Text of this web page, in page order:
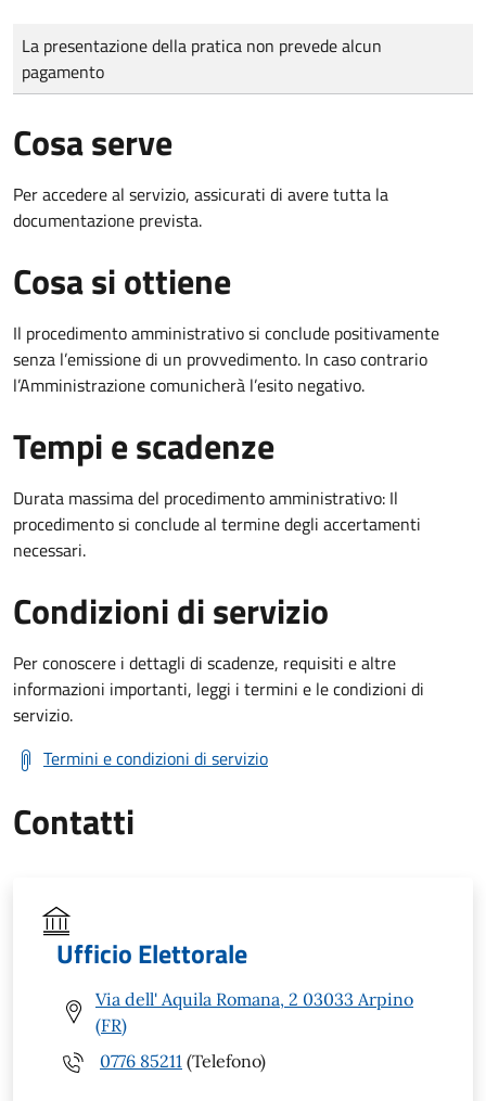
Tipo di pagamento
Importo
La presentazione della pratica non prevede alcun
pagamento
Cosa serve
Per accedere al servizio, assicurati di avere tutta la
documentazione prevista.
Cosa si ottiene
Il procedimento amministrativo si conclude positivamente
senza l’emissione di un provvedimento. In caso contrario
l’Amministrazione comunicherà l’esito negativo.
Tempi e scadenze
Durata massima del procedimento amministrativo: Il
procedimento si conclude al termine degli accertamenti
necessari.
Condizioni di servizio
Per conoscere i dettagli di scadenze, requisiti e altre
informazioni importanti, leggi i termini e le condizioni di
servizio.
Termini e condizioni di servizio
Contatti
Ufficio Elettorale
Via dell' Aquila Romana, 2 03033 Arpino
(FR)
0776 85211 (Telefono)